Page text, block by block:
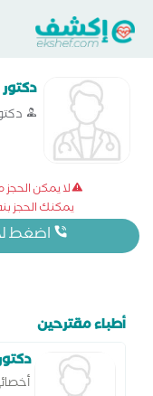
لا يمكن
يمكنك الحجز
اضغط
أطباء مقترحين